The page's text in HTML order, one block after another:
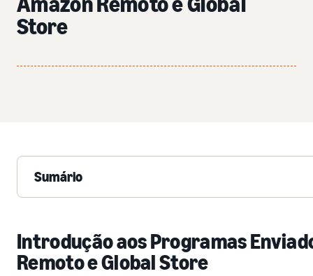
Store
Sumário
Introdução aos Programas
Remoto e Global Store